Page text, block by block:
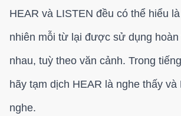
HEAR và LISTEN đều có thể hiểu
nhiên mỗi từ lại được sử dụng hoàn
nhau, tuỳ theo văn cảnh. Trong
hãy tạm dịch HEAR là nghe thấy và
nghe.